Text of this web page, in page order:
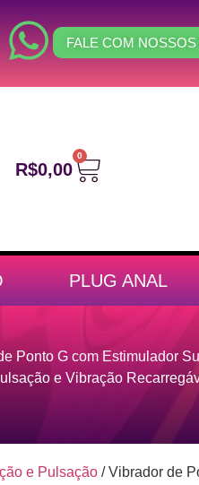
FALE COM
R$0,00
0
PLUG ANAL
Ponto G com Estimulador
e Vibração
e Pulsação/ Vibrador de